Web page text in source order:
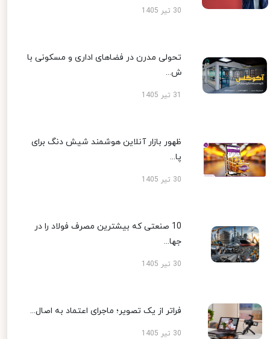
30 تیر 1405
تحولی مدرن در فضاهای اداری و مسکونی با
ش...
ظهور بازار آنلاین هوشمند شیش دنگ برای
پا...
30 تیر 1405
10 صنعتی که بیشترین مصرف فولاد را در
جها...
30 تیر 1405
فراتر از یک تصویر؛ ماجرای اعتماد به اصال...
30 تیر 1405